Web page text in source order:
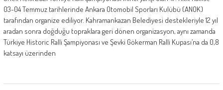
03-04 Temmuz tarihlerinde Ankara Otomobil Sporları Kulübü (ANOK)
tarafından organize ediliyor. Kahramankazan Belediyesi destekleriyle 12 yıl
aradan sonra doğduğu topraklara geri dönen organizasyon, aynı zamanda
Türkiye Historic Ralli Şampiyonası ve Şevki Gökerman Ralli Kupası’na da 0,8
katsayı üzerinden